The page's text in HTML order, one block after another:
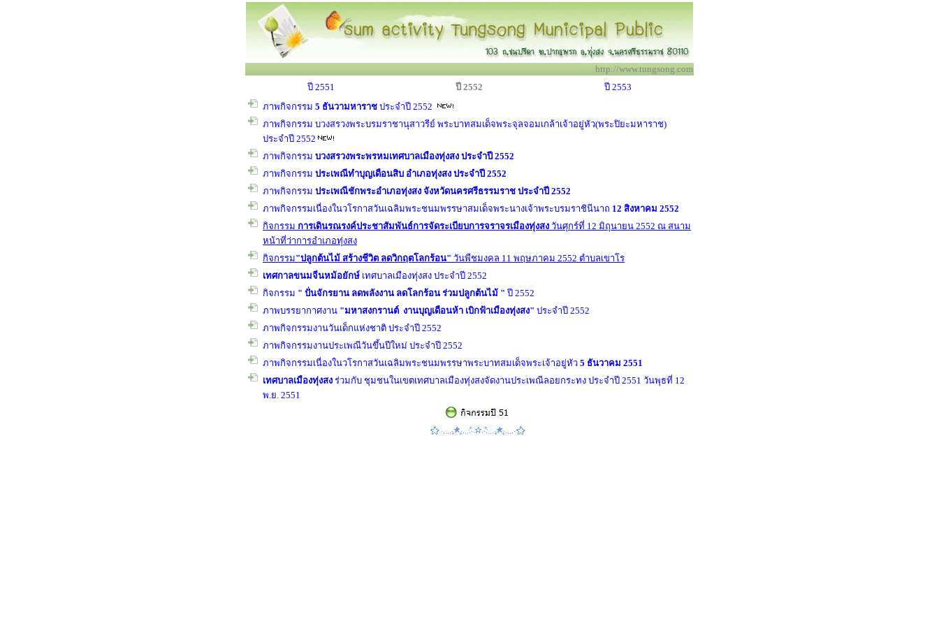
http://www.tungsong.com
ปี 2551
ปี 2552
ปี 2553
ภาพกิจกรรม 5 ธันวามหาราช ประจำปี 2552
ภาพกิจกรรม บวงสรวงพระบรมราชานุสาวรีย์ พระบาทสมเด็จพระจุลจอมเกล้าเจ้าอยู่หัว(พระปิยะมหาราช)
ประจำปี 2552
ภาพกิจกรรม บวงสรวงพระพรหมเทศบาลเมืองทุ่งสง ประจำปี 2552
ภาพกิจกรรม ประเพณีทำบุญเดือนสิบ อำเภอทุ่งสง ประจำปี 2552
ภาพกิจกรรม ประเพณีชักพระอำเภอทุ่งสง จังหวัดนครศรีธรรมราช ประจำปี 2552
ภาพกิจกรรมเนื่องในวโรกาสวันเฉลิมพระชนมพรรษาสมเด็จพระนางเจ้าพระบรมราชินีนาถ 12 สิงหาคม 2552
กิจกรรม การเดินรณรงค์ประชาสัมพันธ์การจัดระเบียบการจราจรเมืองทุ่งสง วันศุกร์ที่ 12 มิถุนายน 2552 ณ สนาม
หน้าที่ว่าการอำเภอทุ่งสง
กิจกรรม"ปลูกต้นไม้ สร้างชีวิต ลดวิกฤตโลกร้อน" วันพืชมงคล 11 พฤษภาคม 2552 ตำบลเขาโร
เทศกาลขนมจีนหม้อยักษ์ เทศบาลเมืองทุ่งสง ประจำปี 2552
กิจกรรม " ปั่นจักรยาน ลดพลังงาน ลดโลกร้อน ร่วมปลูกต้นไม้ " ปี 2552
ภาพบรรยากาศงาน "มหาสงกรานต์ งานบุญเดือนห้า เบิกฟ้าเมืองทุ่งสง" ประจำปี 2552
ภาพกิจกรรมงานวันเด็กแห่งชาติ ประจำปี 2552
ภาพกิจกรรมงานประเพณีวันขึ้นปีใหม่ ประจำปี 2552
ภาพกิจกรรมเนื่องในวโรกาสวันเฉลิมพระชนมพรรษาพระบาทสมเด็จพระเจ้าอยู่หัว 5 ธันวาคม 2551
เทศบาลเมืองทุ่งสง ร่วมกับ ชุมชนในเขตเทศบาลเมืองทุ่งสงจัดงานประเพณีลอยกระทง ประจำปี 2551 วันพุธที่ 12
พ.ย. 2551